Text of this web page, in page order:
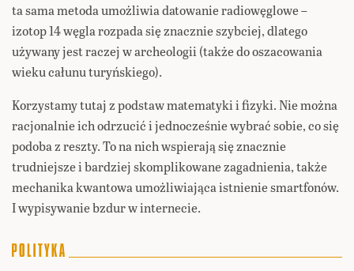
ta sama metoda umożliwia datowanie radiowęglowe –
izotop 14 węgla rozpada się znacznie szybciej, dlatego
używany jest raczej w archeologii (także do oszacowania
wieku całunu turyńskiego).
Korzystamy tutaj z podstaw matematyki i fizyki. Nie można
racjonalnie ich odrzucić i jednocześnie wybrać sobie, co się
podoba z reszty. To na nich wspierają się znacznie
trudniejsze i bardziej skomplikowane zagadnienia, także
mechanika kwantowa umożliwiająca istnienie smartfonów.
I wypisywanie bzdur w internecie.